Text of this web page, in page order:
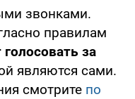
звонками.
правилам
за
являются сами.
смотрите по